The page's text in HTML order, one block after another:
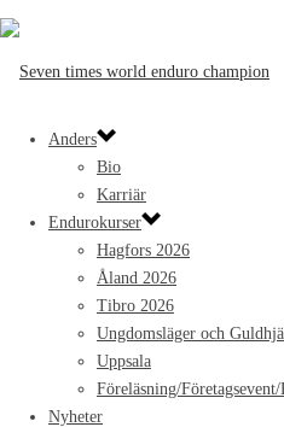
Anders
Bio
Karriär
Endurokurser
Hagfors 2026
Åland 2026
Tibro 2026
Ungdomsläger och
Uppsala
Föreläsning/
Nyheter